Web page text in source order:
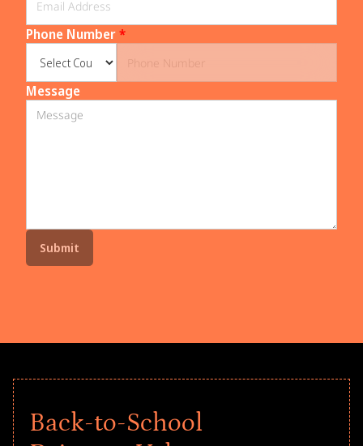
Phone Number*
Message
Back-to-School